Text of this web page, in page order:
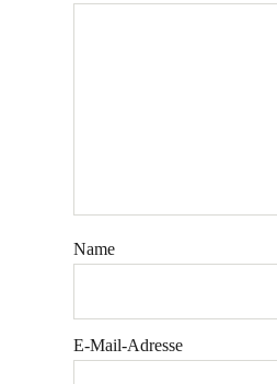
Name
E-Mail-Adresse